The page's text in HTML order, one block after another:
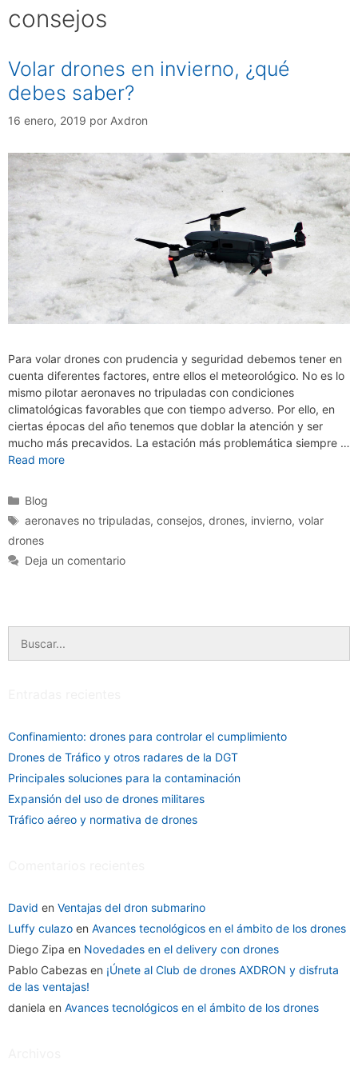
consejos
Volar drones en invierno, ¿qué
debes saber?
16 enero, 2019 por Axdron
Para volar drones con prudencia y seguridad debemos tener en
cuenta diferentes factores, entre ellos el meteorológico. No es lo
mismo pilotar aeronaves no tripuladas con condiciones
climatológicas favorables que con tiempo adverso. Por ello, en
ciertas épocas del año tenemos que doblar la atención y ser
mucho más precavidos. La estación más problemática siempre …
Read more
Categorías
Blog
Etiquetas
aeronaves no tripuladas,consejos,drones, invierno,volar
drones
Deja un comentario
Confinamiento: drones para controlar el cumplimiento
Drones de Tráfico y otros radares de la DGT
Principales soluciones para la contaminación
Expansión del uso de drones militares
Tráfico aéreo y normativa de drones
David en Ventajas del dron submarino
Luffy culazo en Avances tecnológicos en el ámbito de los drones
Diego Zipa en Novedades en el delivery con drones
Pablo Cabezas en ¡Únete al Club de drones AXDRON y disfruta
de las ventajas!
daniela en Avances tecnológicos en el ámbito de los drones